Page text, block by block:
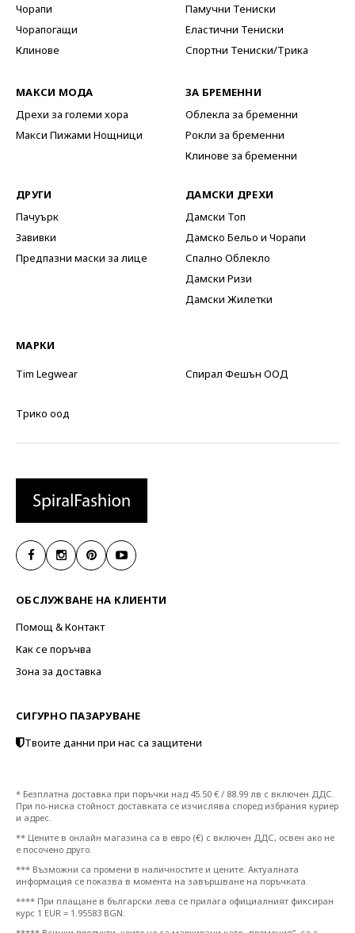
Чорапи
Чорапогащи
Клинове
МАКСИ МОДА
Дрехи за големи хора
Макси Пижами Нощници
Памучни Тениски
Еластични Тениски
Спортни Тениски/Трика
ЗА БРЕМЕННИ
Облекла за бременни
Рокли за бременни
Клинове за бременни
ДРУГИ
Пачуърк
Завивки
Предпазни маски за лице
ДАМСКИ ДРЕХИ
Дамски Топ
Дамско Бельо и Чорапи
Спално Облекло
Дамски Ризи
Дамски Жилетки
МАРКИ
Tim Legwear
Спирал Фешън ООД
Трико оод
ОБСЛУЖВАНЕ НА КЛИЕНТИ
Помощ & Контакт
Как се поръчва
Зона за доставка
СИГУРНО ПАЗАРУВАНЕ
Твоите данни при нас са защитени
* Безплатна доставка при поръчки над 45.50 € / 88.99 лв с включен ДДС.
При по-ниска стойност доставката се изчислява според избрания куриер
и адрес.
** Цените в онлайн магазина са в евро (€) с включен ДДС, освен ако не
е посочено друго.
*** Възможни са промени в наличностите и цените. Актуалната
информация се показва в момента на завършване на поръчката.
**** При плащане в български лева се прилага официалният фиксиран
курс 1 EUR = 1.95583 BGN.